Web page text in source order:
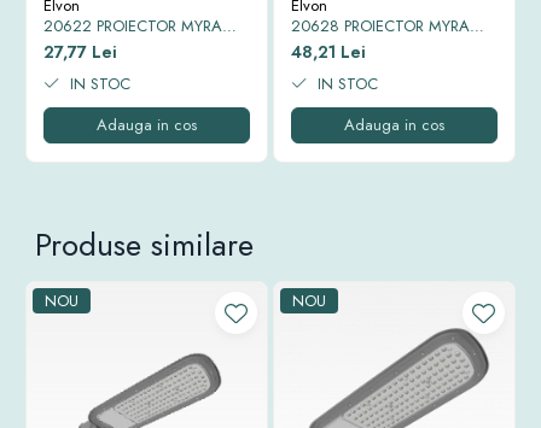
Elvon
20622 PROIECTOR MYRA
LED IP65 6500K 10W
27,77 Lei
IN STOC
Adauga in cos
Elvon
20628 PROIECTOR MYRA
LED IP65 6500K 20W
48,21 Lei
IN STOC
Adauga in cos
Produse similare
NOU NOU